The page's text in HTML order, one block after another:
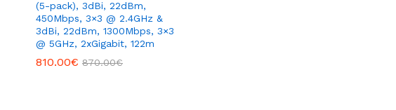
(5-pack), 3dBi, 22dBm,
450Mbps, 3×3 @ 2.4GHz &
3dBi, 22dBm, 1300Mbps, 3×3
@ 5GHz, 2xGigabit, 122m
810.00€ 870.00€